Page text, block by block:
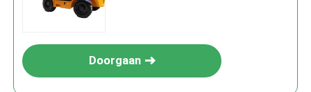
Doorgaan